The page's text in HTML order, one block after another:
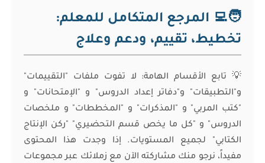
🧑‍💻 المرجع المتكامل للمعلم:
تخطيط، تقييم، ودعم وعلاج
💡 تابع الأقسام الهامة: لا تفوت ملفات "التقييمات"
و"التطبيقات" و"دفاتر إعداد الدروس" و "الإمتحانات" و
"كتب المربي" و "المذكرات" و "المخططات" و ملخصات
الدروس" و "كل ما يخص قسم التحضيري" "ركن الإنتاج
الكتابي" لجميع المستويات. إذا وجدت هذا المحتوى
مفيداً، نرجو منك مشاركته الآن مع زملائك عبر مجموعات